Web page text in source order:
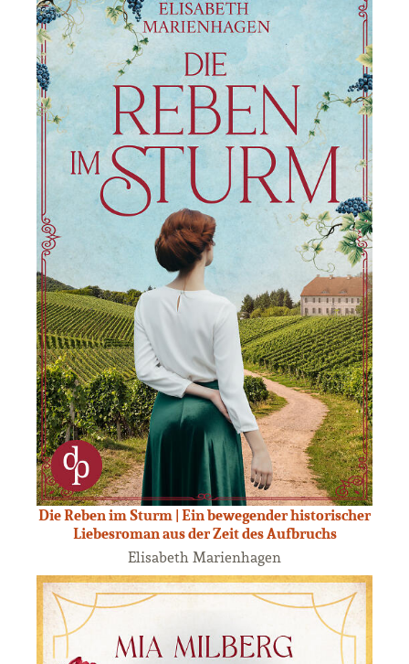
Die Reben im Sturm | Ein bewegender historischer
Liebesroman aus der Zeit des Aufbruchs
Elisabeth Marienhagen